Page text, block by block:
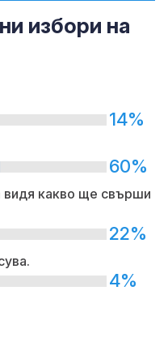
избори на
14%
60%
видя какво ще свърши
22%
4%